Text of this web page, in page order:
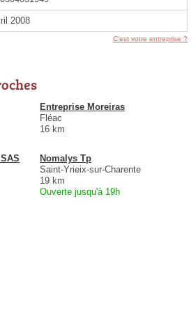
2008
C'est votre entreprise ?
Entreprise Moreiras
Fléac
16 km
Nomalys Tp
Saint-Yrieix-sur-Charente
19 km
Ouverte jusqu'à 19h